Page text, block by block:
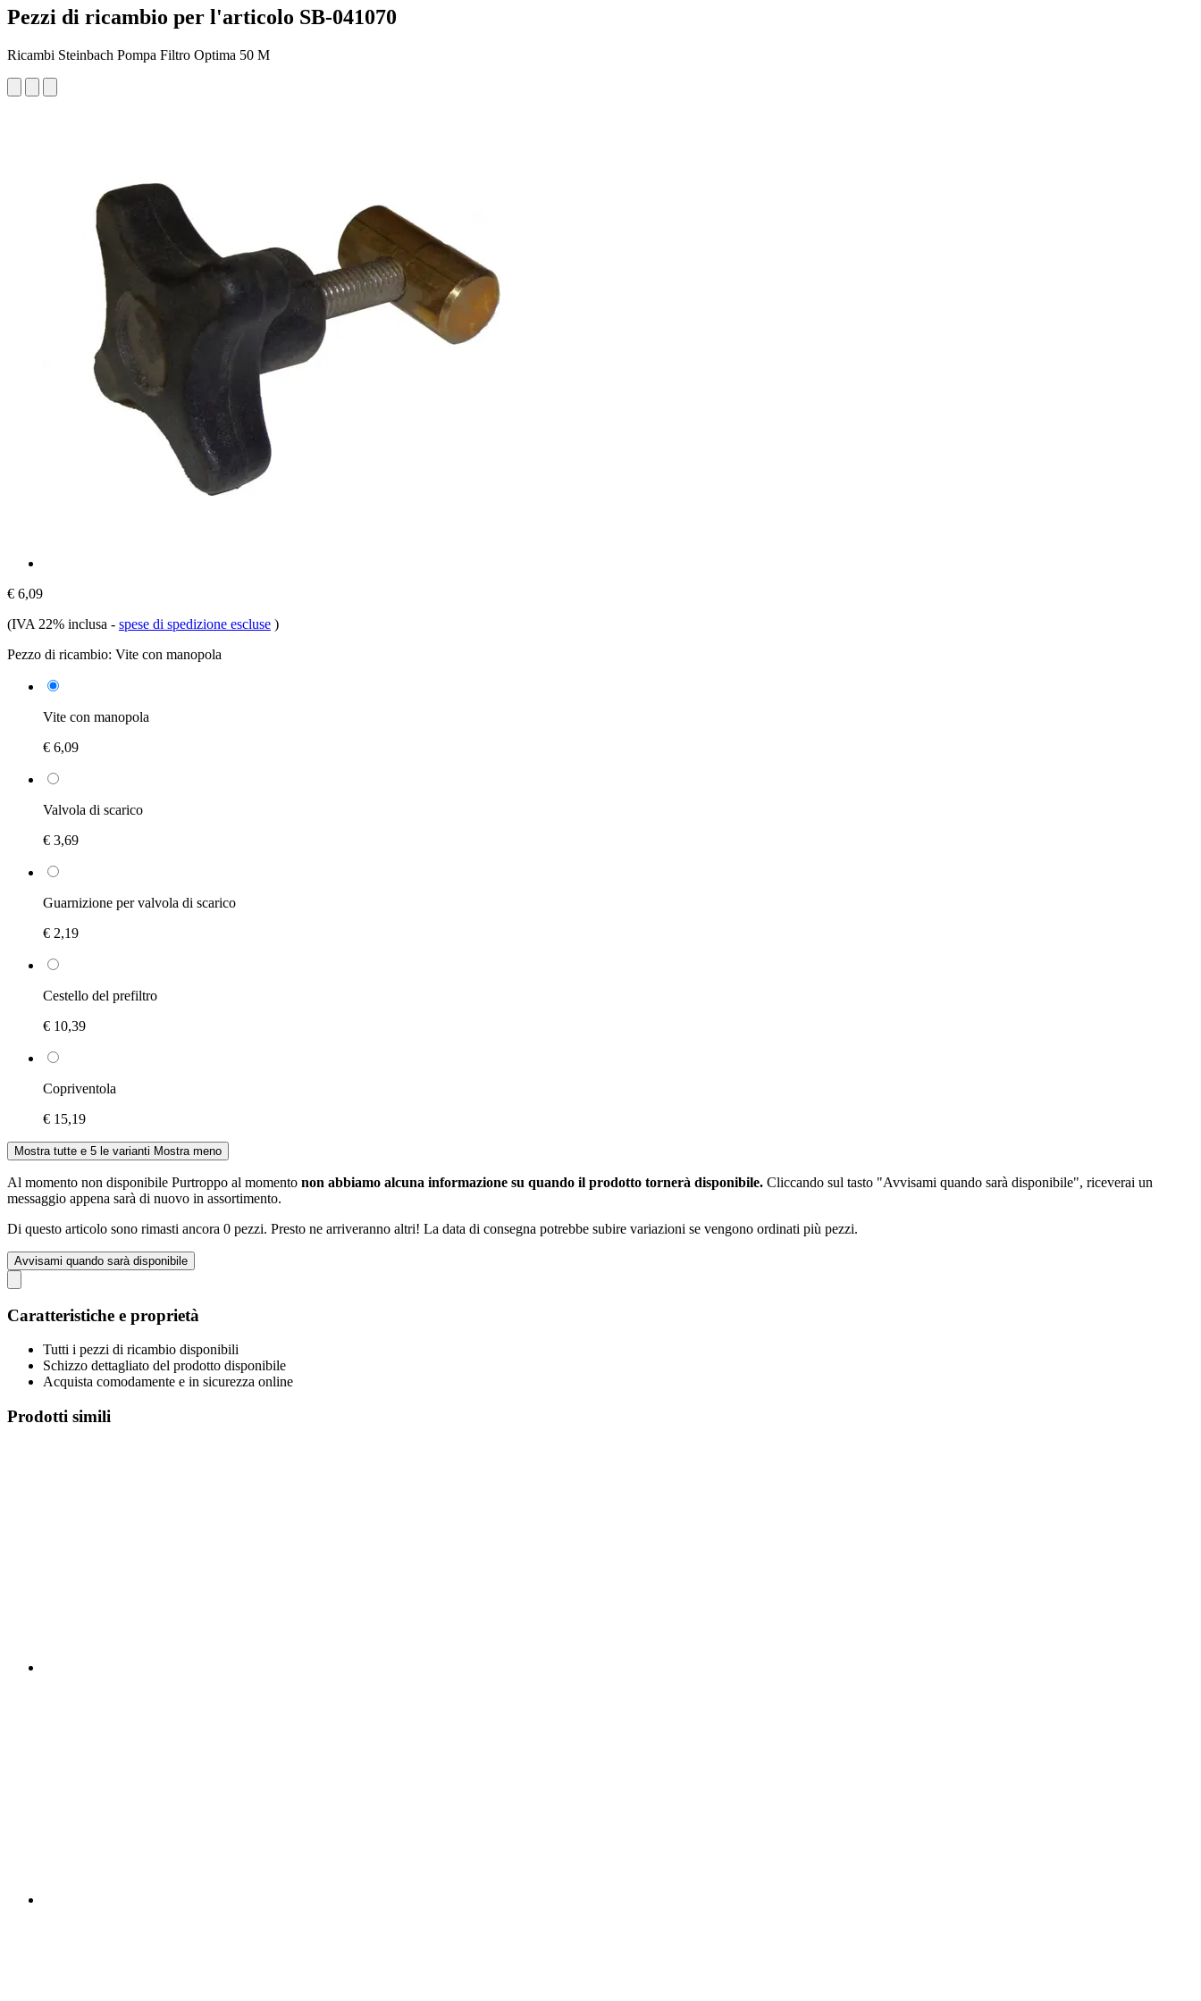
Pezzi di ricambio per l'articolo SB-041070
Ricambi Steinbach Pompa Filtro Optima 50 M
€ 6,09
(IVA 22% inclusa - spese di spedizione escluse )
Pezzo di ricambio: Vite con manopola
Vite con manopola
€ 6,09
Valvola di scarico
€ 3,69
Guarnizione per valvola di scarico
€ 2,19
Cestello del prefiltro
€ 10,39
Copriventola
€ 15,19
Mostra tutte e 5 le varianti Mostra meno
Al momento non disponibile Purtroppo al momento non abbiamo alcuna informazione su quando il prodotto tornerà disponibile. Cliccando sul tasto "Avvisami quando sarà disponibile", riceverai un
messaggio appena sarà di nuovo in assortimento.
Di questo articolo sono rimasti ancora 0 pezzi. Presto ne arriveranno altri! La data di consegna potrebbe subire variazioni se vengono ordinati più pezzi.
Avvisami quando sarà disponibile
Caratteristiche e proprietà
Tutti i pezzi di ricambio disponibili
Schizzo dettagliato del prodotto disponibile
Acquista comodamente e in sicurezza online
Prodotti simili